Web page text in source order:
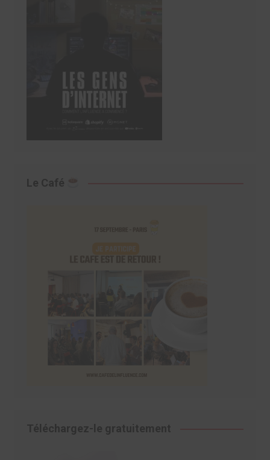
Le Café
Téléchargez-le gratuitement